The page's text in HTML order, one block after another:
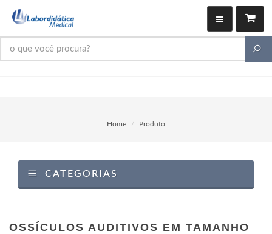
Home Produto
CATEGORIAS
OSSÍCULOS AUDITIVOS EM TAMANHO